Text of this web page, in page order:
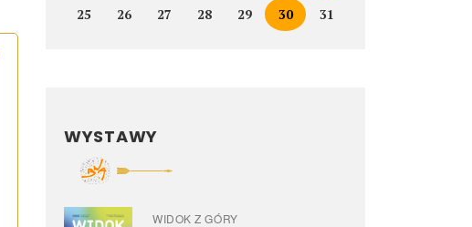
25
26 27 28 29 30 31
WYSTAWY
WIDOK Z GÓRY